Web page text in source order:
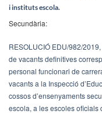
i instituts escola.
Secundària:
RESOLUCIÓ EDU/982/
de vacants definitives
personal funcionari de
vacants a la Inspecció
cossos d’ensenyaments
escola, a les escoles oficials